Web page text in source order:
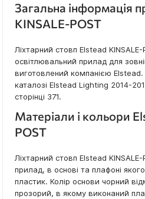
Загальна інформація
KINSALE-POST
Ліхтарний стовп Elstead
освітлювальний прилад для
виготовлений компанією
каталозі Elstead Lighting 2014-
сторінці 371.
Матеріали і кольори
POST
Ліхтарний стовп Elstead
прилад, в основі та плафоні
пластик. Колір основи чорний
прозорий, в якому виконаний